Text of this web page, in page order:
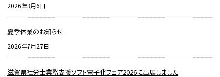
2026年8月6日
夏季休業のお知らせ
2026年7月27日
滋賀県社労士業務支援ソフト電子化フェア2026に出展しました